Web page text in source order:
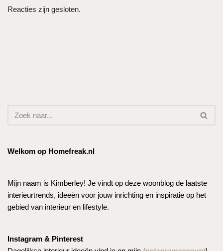
Reacties zijn gesloten.
Welkom op Homefreak.nl
Mijn naam is Kimberley! Je vindt op deze woonblog de laatste
interieurtrends, ideeën voor jouw inrichting en inspiratie op het
gebied van interieur en lifestyle.
Instagram & Pinterest